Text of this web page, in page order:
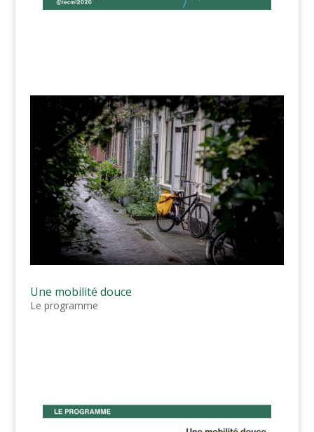
Une mobilité douce
Le programme